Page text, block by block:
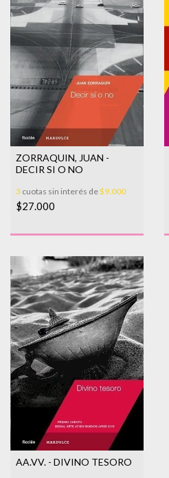
ZORRAQUIN, JUAN -
DECIR SI O NO
3 cuotas sin interés de$9.000
$27.000
AA.VV. - DIVINO TESORO